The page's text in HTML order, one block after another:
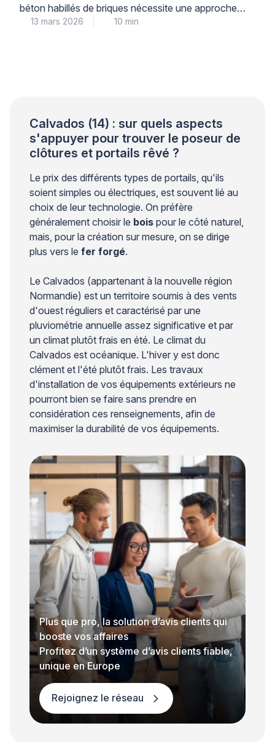
béton habillés de briques nécessite une approche
technique rigoureuse. Les contraintes mécaniques
13 mars 2026 10 min
Calvados (14) : sur quels aspects
s'appuyer pour trouver le poseur de
clôtures et portails rêvé ?
Le prix des différents types de portails, qu'ils
soient simples ou électriques, est souvent lié au
choix de leur technologie. On préfère
généralement choisir le bois pour le côté naturel,
mais, pour la création sur mesure, on se dirige
plus vers le fer forgé.
Le Calvados (appartenant à la nouvelle région
Normandie) est un territoire soumis à des vents
d'ouest réguliers et caractérisé par une
pluviométrie annuelle assez significative et par
un climat plutôt frais en été. Le climat du
Calvados est océanique. L'hiver y est donc
clément et l'été plutôt frais. Les travaux
d'installation de vos équipements extérieurs ne
pourront bien se faire sans prendre en
considération ces renseignements, afin de
maximiser la durabilité de vos équipements.
Plus que pro, la solution d’avis clients qui
booste vos affaires
Profitez d’un système d’avis clients fiable,
unique en Europe
Rejoignez le réseau